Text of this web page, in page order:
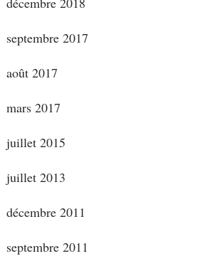
septembre 2017
août 2017
mars 2017
juillet 2015
juillet 2013
décembre 2011
septembre 2011